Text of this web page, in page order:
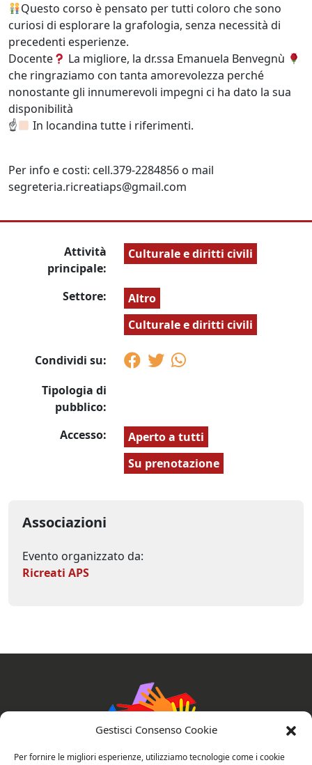
Gestisci Consenso Cookie
Per fornire le migliori esperienze, utilizziamo tecnologie come i cookie
Questo corso è pensato per tutti coloro che sono
curiosi di esplorare la grafologia, senza necessità di
precedenti esperienze.
Docente
La migliore, la dr.ssa Emanuela Benvegnù
che ringraziamo con tanta amorevolezza perché
nonostante gli innumerevoli impegni ci ha dato la sua
disponibilità
☝
In locandina tutte i riferimenti.
Per info e costi: cell.379-2284856 o mail
segreteria.ricreatiaps@gmail.com
Attività
principale:
Culturale e diritti civili
Settore:
Altro
Culturale e diritti civili
Condividi su:
Tipologia di
pubblico:
Accesso:
Aperto a tutti
Su prenotazione
Associazioni
Evento organizzato da:
Ricreati APS